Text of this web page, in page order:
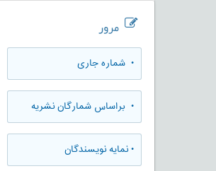
مرور
• شماره جاری
• براساس شمارگان نشریه
•نمایه نویسندگان